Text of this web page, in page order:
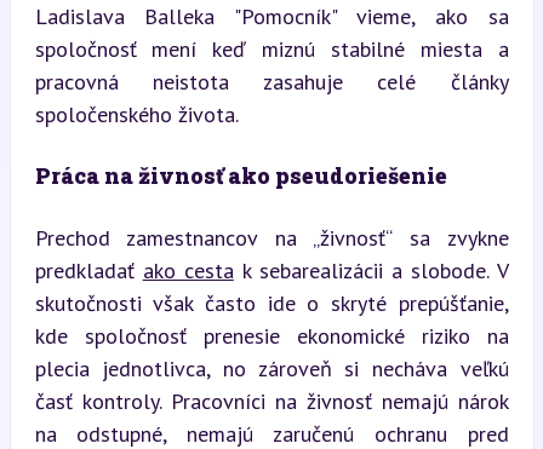
Ladislava Balleka "Pomocník" vieme, ako sa
spoločnosť mení keď miznú stabilné miesta a
pracovná neistota zasahuje celé články
spoločenského života.
Práca na živnosť ako pseudoriešenie
Prechod zamestnancov na „živnosť“ sa zvykne
predkladať ako cesta k sebarealizácii a slobode. V
skutočnosti však často ide o skryté prepúšťanie,
kde spoločnosť prenesie ekonomické riziko na
plecia jednotlivca, no zároveň si necháva veľkú
časť kontroly. Pracovníci na živnosť nemajú nárok
na odstupné, nemajú zaručenú ochranu pred